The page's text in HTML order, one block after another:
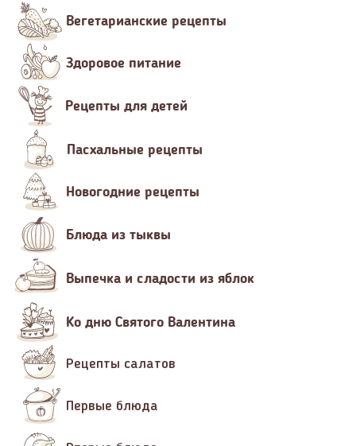
Вегетарианские рецепты
Здоровое питание
Рецепты для детей
Пасхальные рецепты
Новогодние рецепты
Блюда из тыквы
Выпечка и сладости из яблок
Ко дню Святого Валентина
Рецепты салатов
Первые блюда